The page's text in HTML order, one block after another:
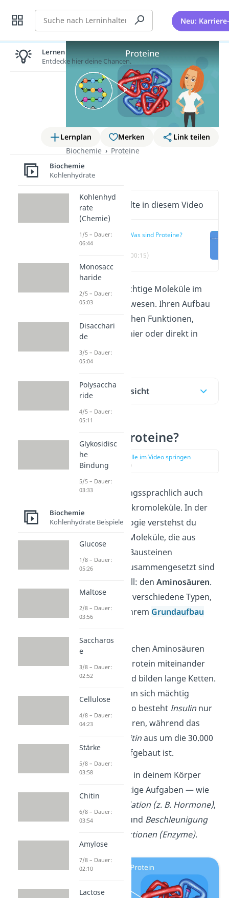
Suche Neu:
Lernplan Merken
Link teilen
Biochemie
Proteine
Proteine
Wichtige Inhalte in diesem Video
Was sind Proteine?
(00:15)
Proteine sind wichtige Moleküle im
Körper von Lebewesen. Ihren Aufbau
und ihre zahlreichen Funktionen,
erklären wir dir hier oder direkt in
unserem Video!
Inhaltsübersicht
Was sind Proteine?
zur Stelle im Video springen
(00:15)
Proteine
(umgangssprachlich auch
Eiweiße) sind Makromoleküle. In der
Chemie und Biologie verstehst du
darunter große Moleküle, die aus
vielen kleineren Bausteinen
(Monomeren
) zusammengesetzt sind
— in unserem Fall: den Aminosäuren.
Davon gibt es 20 verschiedene Typen,
die sich aber in ihrem Grundaufbau
Die unterschiedlichen Aminosäuren
liegen in einem Protein miteinander
verknüpft vor und bilden lange Ketten.
Deren Größe kann sich mächtig
unterscheiden: So bestehtInsulinnur
aus 51 Aminosäuren, während das
Titinaus um die 30.000
Aminosäuren aufgebaut ist.
Proteine erfüllen in deinem Körper
viele lebenswichtige Aufgaben — wie
Regulation (z. B. Hormone),
Gerüstfunktion
und Beschleunigung
chemischer Reaktionen (Enzyme).
Lernen lohnt sich!
Entdecke hier deine Chancen.
Biochemie
Kohlenhydrate
Kohlenhyd
rate
(Chemie)
1/5 – Dauer:
06:44
Monosacc
haride
2/5 – Dauer:
05:03
Disacchari
de
3/5 – Dauer:
05:04
Polysaccha
ride
4/5 – Dauer:
05:11
Glykosidisc
he
Bindung
5/5 – Dauer:
03:33
Biochemie
Kohlenhydrate Beispiele
Glucose
1/8 – Dauer:
05:26
Maltose
2/8 – Dauer:
03:56
Saccharos
e
3/8 – Dauer:
02:52
Cellulose
4/8 – Dauer:
04:23
Stärke
5/8 – Dauer:
03:58
Chitin
6/8 – Dauer:
03:54
Amylose
7/8 – Dauer:
02:10
Lactose